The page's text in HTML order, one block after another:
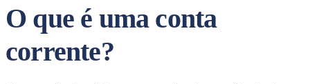
O que é uma conta
corrente?